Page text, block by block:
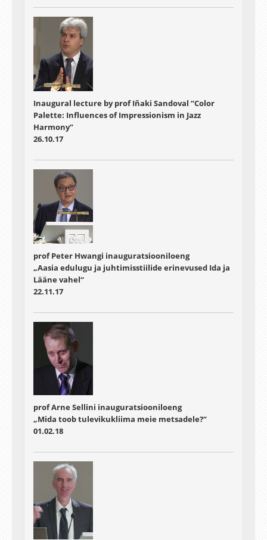
Inaugural lecture by prof Iñaki Sandoval “Color
Palette: Influences of Impressionism in Jazz
Harmony”
26.10.17
prof Peter Hwangi inauguratsiooniloeng
„Aasia edulugu ja juhtimisstiilide erinevused Ida ja
Lääne vahel“
22.11.17
prof Arne Sellini inauguratsiooniloeng
„Mida toob tulevikukliima meie metsadele?“
01.02.18